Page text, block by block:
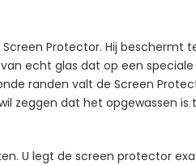
Protector. Hij beschermt
echt glas dat op een
randen valt de Screen
zeggen dat het opgewassen
U legt de screen protector